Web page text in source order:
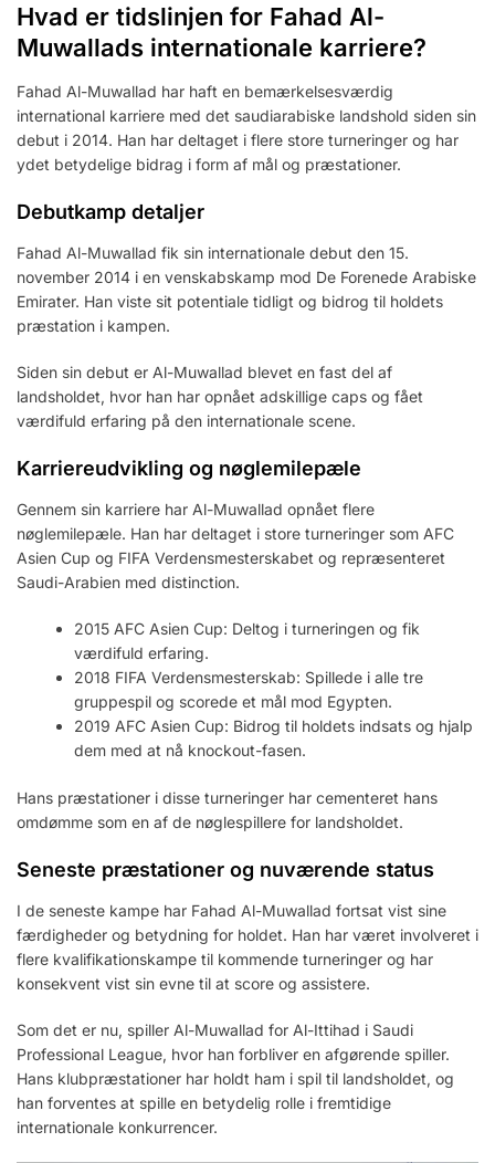
Hvad er tidslinjen for Fahad Al-
Muwallads internationale karriere?
Fahad Al-Muwallad har haft en bemærkelsesværdig
international karriere med det saudiarabiske landshold siden sin
debut i 2014. Han har deltaget i flere store turneringer og har
ydet betydelige bidrag i form af mål og præstationer.
Debutkamp detaljer
Fahad Al-Muwallad fik sin internationale debut den 15.
november 2014 i en venskabskamp mod De Forenede Arabiske
Emirater. Han viste sit potentiale tidligt og bidrog til holdets
præstation i kampen.
Siden sin debut er Al-Muwallad blevet en fast del af
landsholdet, hvor han har opnået adskillige caps og fået
værdifuld erfaring på den internationale scene.
Karriereudvikling og nøglemilepæle
Gennem sin karriere har Al-Muwallad opnået flere
nøglemilepæle. Han har deltaget i store turneringer som AFC
Asien Cup og FIFA Verdensmesterskabet og repræsenteret
Saudi-Arabien med distinction.
2015 AFC Asien Cup: Deltog i turneringen og fik
værdifuld erfaring.
2018 FIFA Verdensmesterskab: Spillede i alle tre
gruppespil og scorede et mål mod Egypten.
2019 AFC Asien Cup: Bidrog til holdets indsats og hjalp
dem med at nå knockout-fasen.
Hans præstationer i disse turneringer har cementeret hans
omdømme som en af de nøglespillere for landsholdet.
Seneste præstationer og nuværende status
I de seneste kampe har Fahad Al-Muwallad fortsat vist sine
færdigheder og betydning for holdet. Han har været involveret i
flere kvalifikationskampe til kommende turneringer og har
konsekvent vist sin evne til at score og assistere.
Som det er nu, spiller Al-Muwallad for Al-Ittihad i Saudi
Professional League, hvor han forbliver en afgørende spiller.
Hans klubpræstationer har holdt ham i spil til landsholdet, og
han forventes at spille en betydelig rolle i fremtidige
internationale konkurrencer.